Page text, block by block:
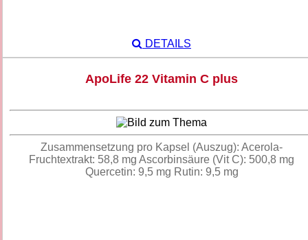
DETAILS
ApoLife 22 Vitamin C plus
Zusammensetzung pro Kapsel (Auszug): Acerola-
Fruchtextrakt: 58,8 mg Ascorbinsäure (Vit C): 500,8 mg
Quercetin: 9,5 mg Rutin: 9,5 mg